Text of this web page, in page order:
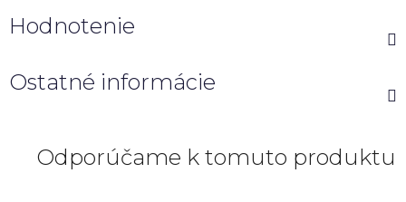
Hodnotenie
Ostatné informácie
Odporúčame k tomuto produktu